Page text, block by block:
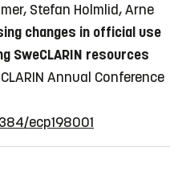
Stefan Holmlid, Arne
changes in official use
SweCLARIN resources
Annual Conference
ecp198001